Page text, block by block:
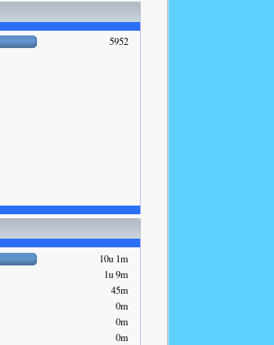
5952
10u 1m
1u 9m
45m
0m
0m
0m